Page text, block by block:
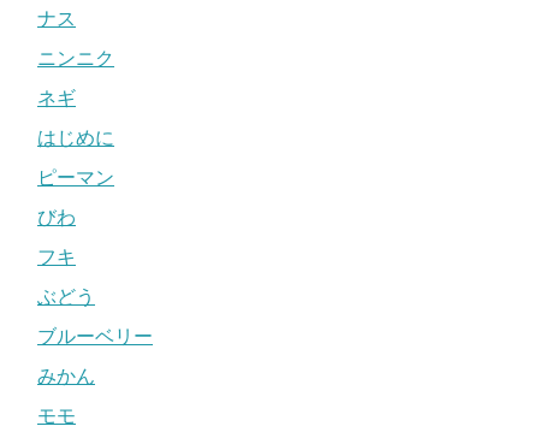
ナス
ニンニク
ネギ
はじめに
ピーマン
びわ
フキ
ぶどう
ブルーベリー
みかん
モモ